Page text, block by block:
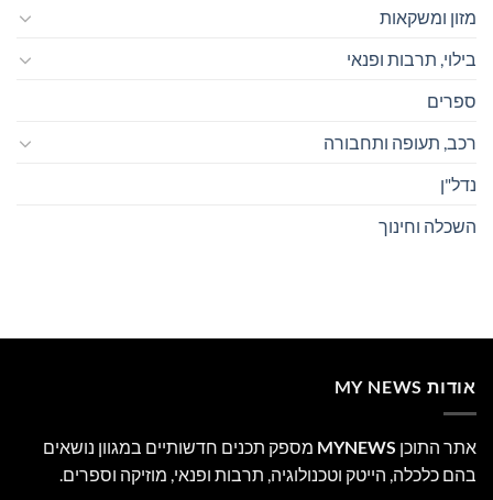
מזון ומשקאות
בילוי, תרבות ופנאי
ספרים
רכב, תעופה ותחבורה
נדל"ן
השכלה וחינוך
אודות MY NEWS
אתר התוכן MYNEWS מספק תכנים חדשותיים במגוון נושאים
בהם כלכלה, הייטק וטכנולוגיה, תרבות ופנאי, מוזיקה וספרים.